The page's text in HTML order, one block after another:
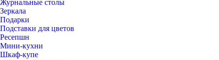
Журнальные столы
Зеркала
Подарки
Подставки для цветов
Ресепшн
Мини-кухни
Шкаф-купе